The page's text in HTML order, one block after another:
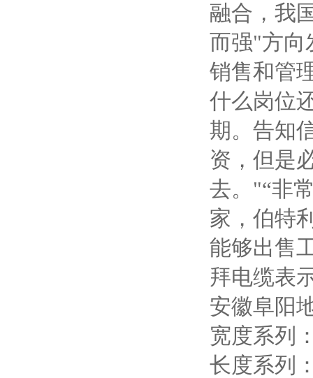
融合，我
而强"方向
销售和管
什么岗位
期。告知
资，但是
去。"“非
家，伯特
能够出售
拜电缆表
安徽阜阳
宽度系列
长度系列